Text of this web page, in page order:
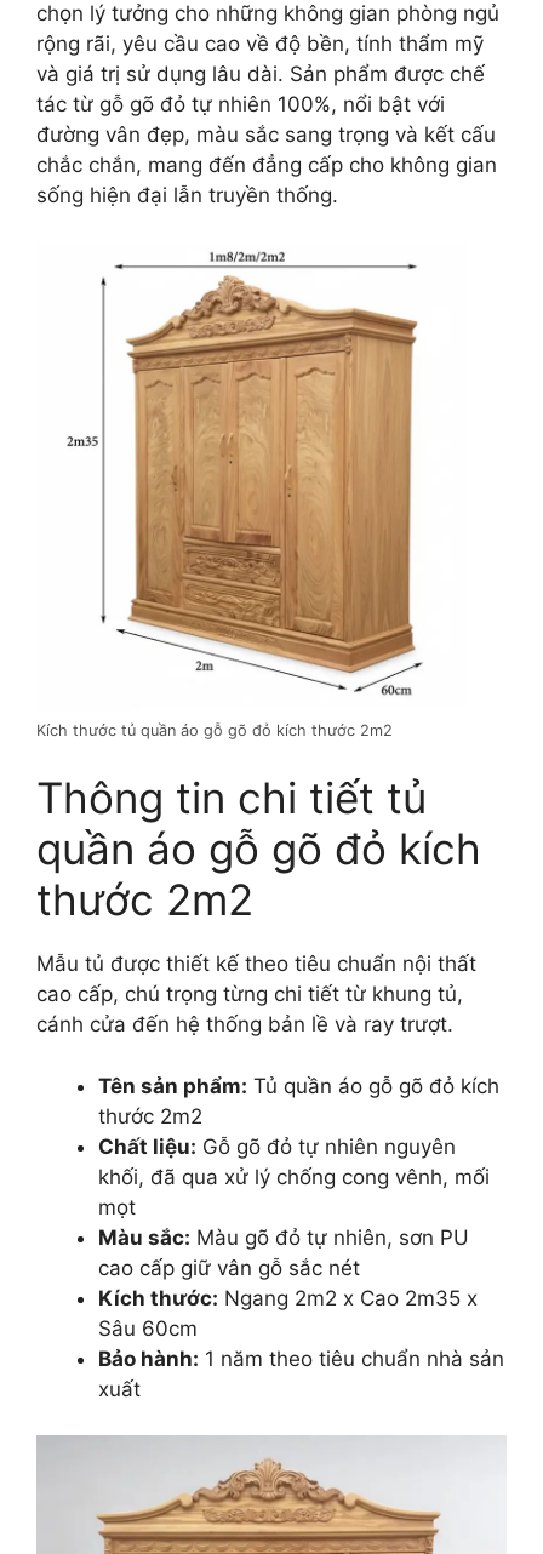
chọn lý tưởng cho những không gian phòng ngủ
rộng rãi, yêu cầu cao về độ bền, tính thẩm mỹ
và giá trị sử dụng lâu dài. Sản phẩm được chế
tác từ gỗ gõ đỏ tự nhiên 100%, nổi bật với
đường vân đẹp, màu sắc sang trọng và kết cấu
chắc chắn, mang đến đẳng cấp cho không gian
sống hiện đại lẫn truyền thống.
Kích thước tủ quần áo gỗ gõ đỏ kích thước 2m2
Thông tin chi tiết tủ
quần áo gỗ gõ đỏ kích
thước 2m2
Mẫu tủ được thiết kế theo tiêu chuẩn nội thất
cao cấp, chú trọng từng chi tiết từ khung tủ,
cánh cửa đến hệ thống bản lề và ray trượt.
Tên sản phẩm: Tủ quần áo gỗ gõ đỏ kích
thước 2m2
Chất liệu: Gỗ gõ đỏ tự nhiên nguyên
khối, đã qua xử lý chống cong vênh, mối
mọt
Màu sắc: Màu gõ đỏ tự nhiên, sơn PU
cao cấp giữ vân gỗ sắc nét
Kích thước: Ngang 2m2 x Cao 2m35 x
Sâu 60cm
Bảo hành: 1 năm theo tiêu chuẩn nhà sản
xuất